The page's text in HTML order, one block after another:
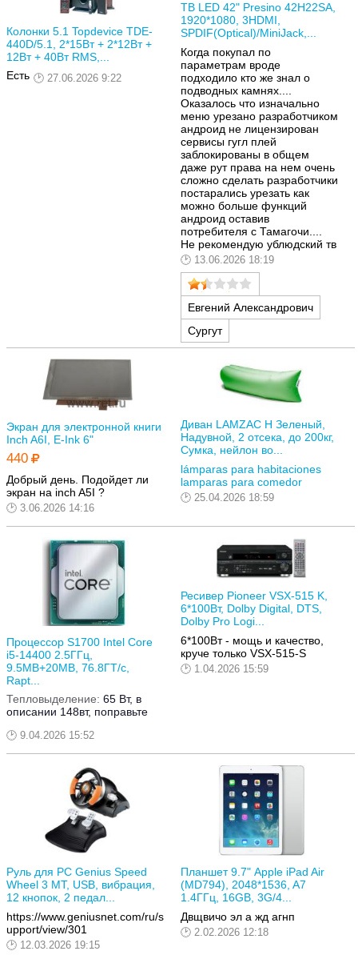
Колонки 5.1 Topdevice TDE-
440D/5.1, 2*15Вт + 2*12Вт +
12Вт + 40Вт RMS,...
Есть
27.06.2026 9:22
ТВ LED 42" Presino 42H22SA,
1920*1080, 3HDMI,
SPDIF(Optical)/MiniJack,...
Когда покупал по
параметрам вроде
подходило кто же знал о
подводных камнях....
Оказалось что изначально
меню урезано разработчиком
андроид не лицензирован
сервисы гугл плей
заблокированы в общем
даже рут права на нем очень
сложно сделать разработчики
постарались урезать как
можно больше функций
андроид оставив
потребителя с Тамагочи....
Не рекомендую ублюдский тв
13.06.2026 18:19
Евгений Александрович
Сургут
Экран для электронной книги
Inch A6I, E-Ink 6"
440
Добрый день. Подойдет ли
экран на inch A5I ?
3.06.2026 14:16
Диван LAMZAC Н Зеленый,
Надувной, 2 отсека, до 200кг,
Сумка, нейлон во...
lámparas para habitaciones
lamparas para comedor
25.04.2026 18:59
Процессор S1700 Intel Core
i5-14400 2.5ГГц,
9.5MB+20MB, 76.8ГТ/с,
Rapt...
Тепловыделение: 65 Вт, в
описании 148вт, поправьте
9.04.2026 15:52
Ресивер Pioneer VSX-515 K,
6*100Вт, Dolby Digital, DTS,
Dolby Pro Logi...
6*100Вт - мощь и качество,
круче только VSX-515-S
1.04.2026 15:59
Руль для PC Genius Speed
Wheel 3 MT, USB, вибрация,
12 кнопок, 2 педал...
https://www.geniusnet.com/ru/s
upport/view/301
12.03.2026 19:15
Планшет 9.7" Apple iPad Air
(MD794), 2048*1536, A7
1.4ГГц, 16GB, 3G/4...
Двщвичо эл а жд агнп
2.02.2026 12:18